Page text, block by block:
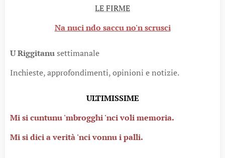
LE FIRME
Na nuci ndo saccu no'n scrusci
U Riggitanu settimanale
Inchieste, approfondimenti, opinioni e notizie.
ULTIMISSIME
Mi si cuntunu 'mbrogghi 'nci voli memoria.
Mi si dici a verità 'nci vonnu i palli.